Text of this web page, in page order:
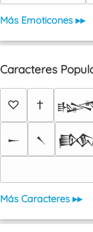
Más Emoticones ▸▸
Caracteres
♡ †
𒀸 𒀹
Más Caracteres ▸▸